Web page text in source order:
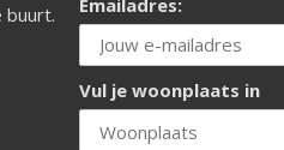
buurt.
Emailadres:
Vul je woonplaats in